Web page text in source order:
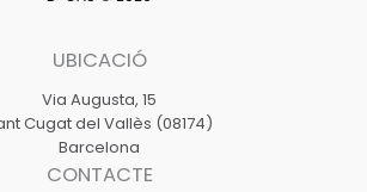
UBICACIÓ
Via Augusta, 15
Cugat del Vallès (08174)
Barcelona
CONTACTE